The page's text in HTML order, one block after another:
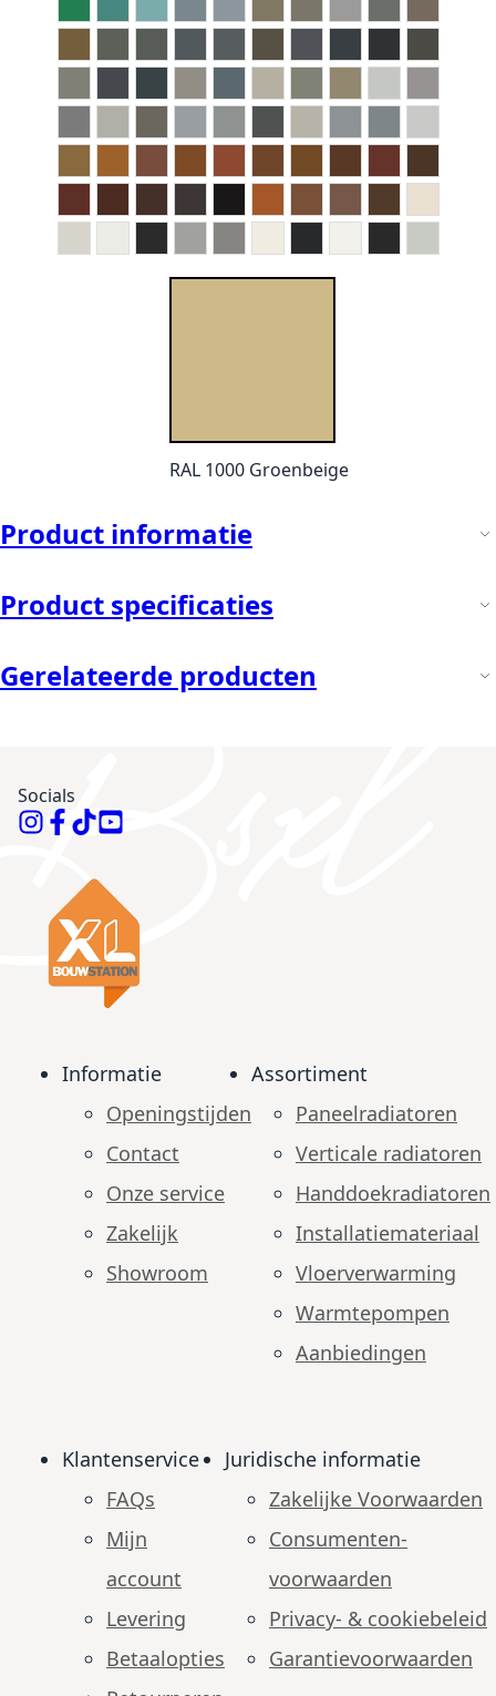
RAL 1000 Groenbeige
Product informatie
Product specificaties
Gerelateerde producten
Socials
Informatie
Openingstijden
Contact
Onze service
Zakelijk
Showroom
Assortiment
Paneelradiatoren
Verticale radiatoren
Handdoekradiatoren
Installatiemateriaal
Vloerverwarming
Warmtepompen
Aanbiedingen
Klantenservice
FAQs
Mijn
account
Levering
Betaalopties
Juridische informatie
Zakelijke Voorwaarden
Consumenten­
voorwaarden
Privacy- & cookiebeleid
Garantie­voorwaarden